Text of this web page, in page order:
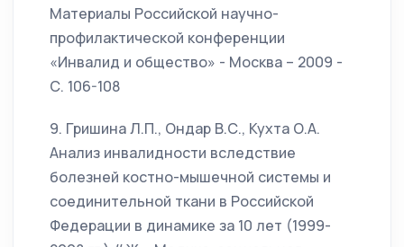
Материалы Российской научно-
профилактической конференции
«Инвалид и общество» - Москва – 2009 -
С. 106-108
9. Гришина Л.П., Ондар В.С., Кухта О.А.
Анализ инвалидности вследствие
болезней костно-мышечной системы и
соединительной ткани в Российской
Федерации в динамике за 10 лет (1999-